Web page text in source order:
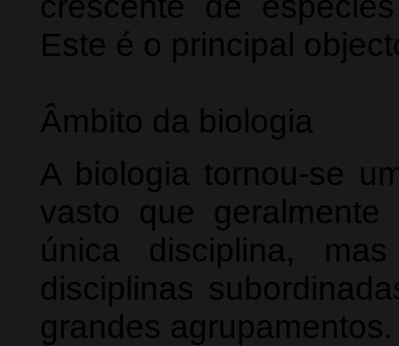
Este é o principal
Âmbito da biologia
A biologia tornou-se
vasto que
única disciplina,
disciplinas
grandes agrupamentos.